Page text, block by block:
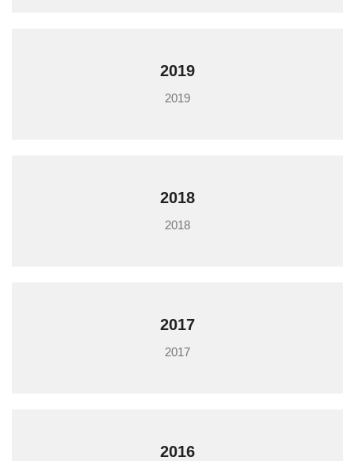
2019
2019
2018
2018
2017
2017
2016